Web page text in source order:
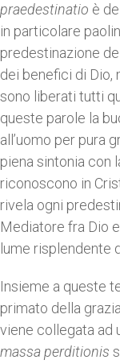
praedestinatio è
in particolare
predestinazione
dei benefici di Dio,
sono liberati tutti
queste parole la
all’uomo per pura
piena sintonia con
riconoscono in
rivela ogni
Mediatore fra Dio e
lume risplendente
Insieme a queste
primato della
viene collegata ad
massa perditionis